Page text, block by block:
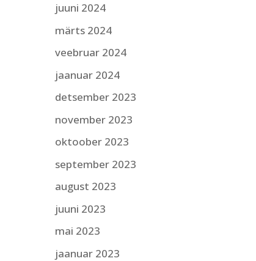
juuni 2024
märts 2024
veebruar 2024
jaanuar 2024
detsember 2023
november 2023
oktoober 2023
september 2023
august 2023
juuni 2023
mai 2023
jaanuar 2023